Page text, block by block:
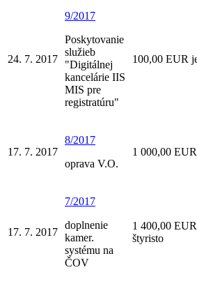
24. 7. 2017
9/2017
Poskytovanie
služieb
"Digitálnej
kancelárie IIS
MIS pre
registratúru"
100,00 EUR
17. 7. 2017
8/2017
oprava V.O.
1 000,00
17. 7. 2017
7/2017
doplnenie
kamer.
systému na
ČOV
1 400,00
štyristo